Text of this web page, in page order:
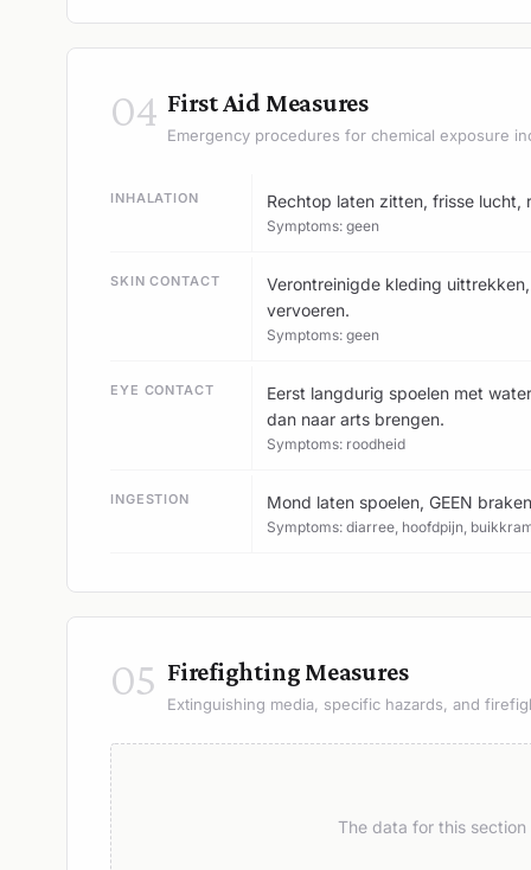
04 First Aid Measures
Emergency procedures for chemical exposure
INHALATION Rechtop laten zitten, frisse lucht,
Symptoms: geen
SKIN CONTACT
Verontreinigde kleding
vervoeren.
Symptoms: geen
EYE CONTACT
Eerst langdurig spoelen met
dan naar arts brengen.
Symptoms: roodheid
INGESTION Mond laten spoelen, GEEN
Symptoms: diarree, hoofdpijn,
05 Firefighting Measures
Extinguishing media, specific hazards, and
The data for this